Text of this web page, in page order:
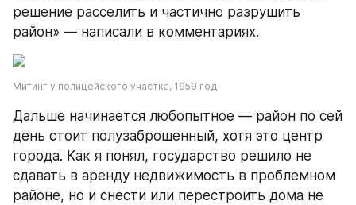
решение расселить и частично разрушить
район» — написали в комментариях.
Митинг у полицейского участка, 1959 год
Дальше начинается любопытное — район по сей
день стоит полузаброшенный, хотя это центр
города. Как я понял, государство решило не
сдавать в аренду недвижимость в проблемном
районе, но и снести или перестроить дома не